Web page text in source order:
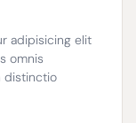
adipisicing elit
omnis
distinctio